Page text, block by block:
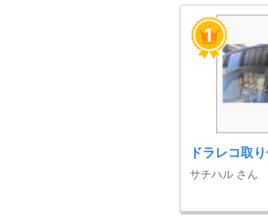
ドラレコ取
サチハル さん